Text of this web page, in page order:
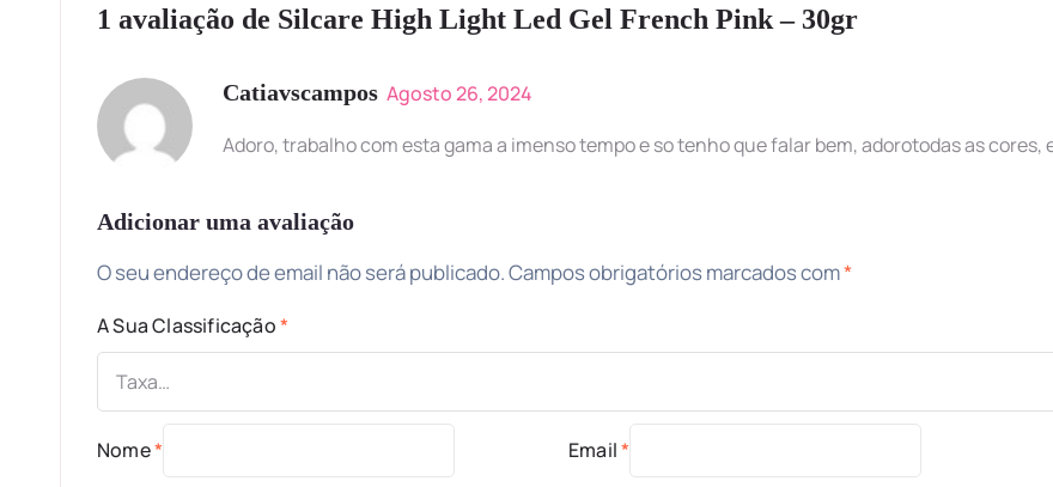
1 avaliação de Silcare High Light Led Gel French Pink – 30gr
Catiavscampos Agosto 26, 2024
Adoro, trabalho com esta gama a imenso tempo e so tenho que falar bem, adorotodas as
Adicionar uma avaliação
O seu endereço de email não será publicado.Campos obrigatórios marcados com*
A Sua Classificação*
Nome* Email*